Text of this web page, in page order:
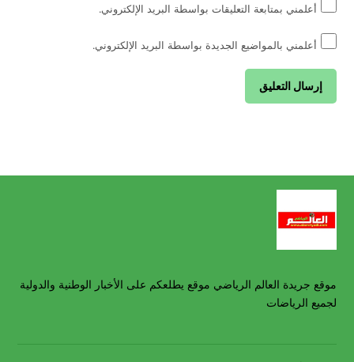
أعلمني بمتابعة التعليقات بواسطة البريد الإلكتروني.
أعلمني بالمواضيع الجديدة بواسطة البريد الإلكتروني.
موقع جريدة العالم الرياضي موقع يطلعكم على الأخبار الوطنية والدولية
لجميع الرياضات